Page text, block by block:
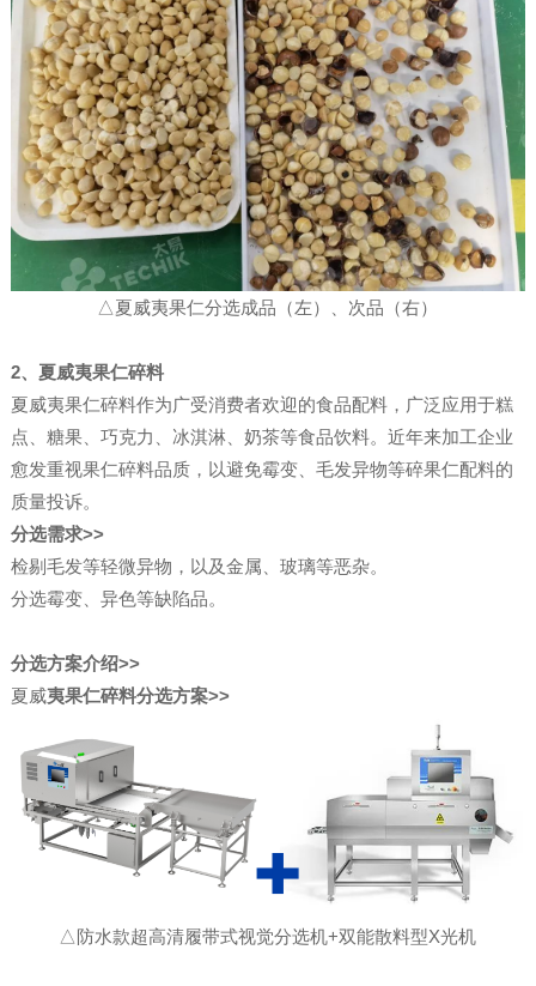
△夏威夷果仁分选成品（左）、次品（右）
2、夏威夷果仁碎料
夏威夷果仁碎料作为广受消费者欢迎的食品配料，广泛应用于糕
点、糖果、巧克力、冰淇淋、奶茶等食品饮料。近年来加工企业
愈发重视果仁碎料品质，以避免霉变、毛发异物等碎果仁配料的
质量投诉。
分选需求>>
检剔毛发等轻微异物，以及金属、玻璃等恶杂。
分选霉变、异色等缺陷品。
分选方案介绍>>
夏威夷果仁碎料分选方案>>
△防水款超高清履带式视觉分选机+双能散料型X光机